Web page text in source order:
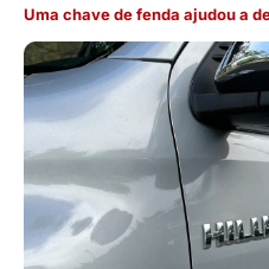
Uma chave de fenda ajudou a